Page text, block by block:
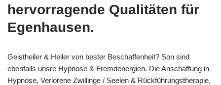
hervorragende Qualitäten für
Egenhausen.
Geistheiler & Heiler von bester Beschaffenheit? Son sind
ebenfalls unsre Hypnose & Fremdenergien. Die Anschaffung in
Hypnose, Verlorene Zwillinge / Seelen & Rückführungstherapie,